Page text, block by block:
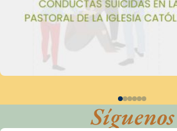
Síguenos